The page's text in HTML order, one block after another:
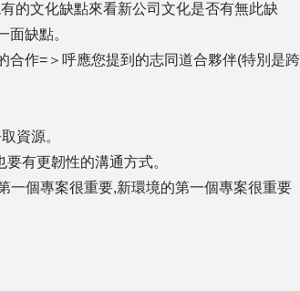
的文化缺點來看新公司文化是否有無此缺
面缺點。
合作=＞呼應您提到的志同道合夥伴(特別是跨
資源。
有更韌性的溝通方式。
一個專案很重要,新環境的第一個專案很重要